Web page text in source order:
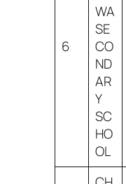
6
WA
SE
CO
ND
AR
Y
SC
HO
OL